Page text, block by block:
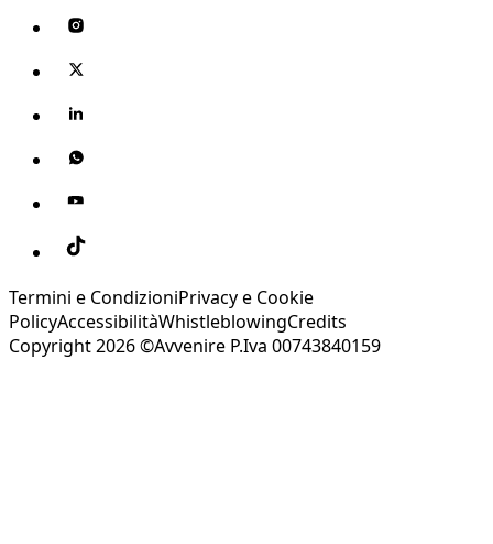
Termini e CondizioniPrivacy e Cookie
PolicyAccessibilitàWhistleblowingCredits
Copyright 2026 ©Avvenire P.Iva 00743840159